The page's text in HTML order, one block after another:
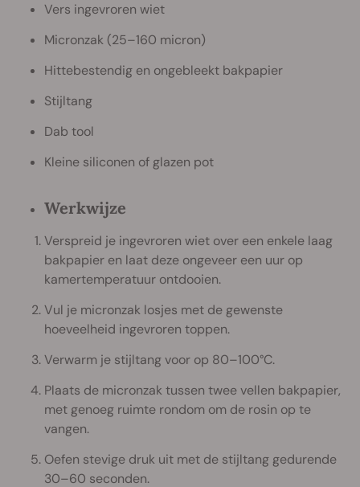
Vers ingevroren wiet
Micronzak (25–160 micron)
Hittebestendig en ongebleekt bakpapier
Stijltang
Dab tool
Kleine siliconen of glazen pot
Werkwijze
Verspreid je ingevroren wiet over een enkele laag
bakpapier en laat deze ongeveer een uur op
kamertemperatuur ontdooien.
Vul je micronzak losjes met de gewenste
hoeveelheid ingevroren toppen.
Verwarm je stijltang voor op 80–100°C.
Plaats de micronzak tussen twee vellen bakpapier,
met genoeg ruimte rondom om de rosin op te
vangen.
Oefen stevige druk uit met de stijltang gedurende
30–60 seconden.